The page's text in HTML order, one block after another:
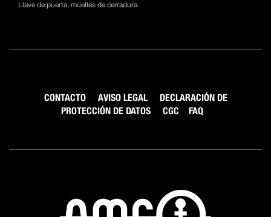
Llave de puerta, muelles de cerradura
CONTACTO AVISO LEGAL
DECLARACIÓN DE
PROTECCIÓN DE DATOS
CGC FAQ